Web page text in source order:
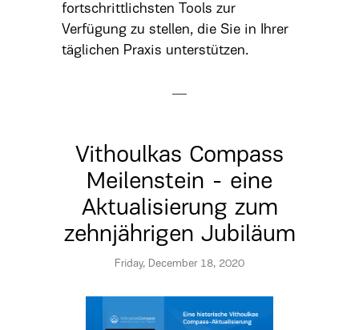
fortschrittlichsten Tools zur
Verfügung zu stellen, die Sie in Ihrer
täglichen Praxis unterstützen.
Vithoulkas Compass
Meilenstein - eine
Aktualisierung zum
zehnjährigen Jubiläum
Friday, December 18, 2020